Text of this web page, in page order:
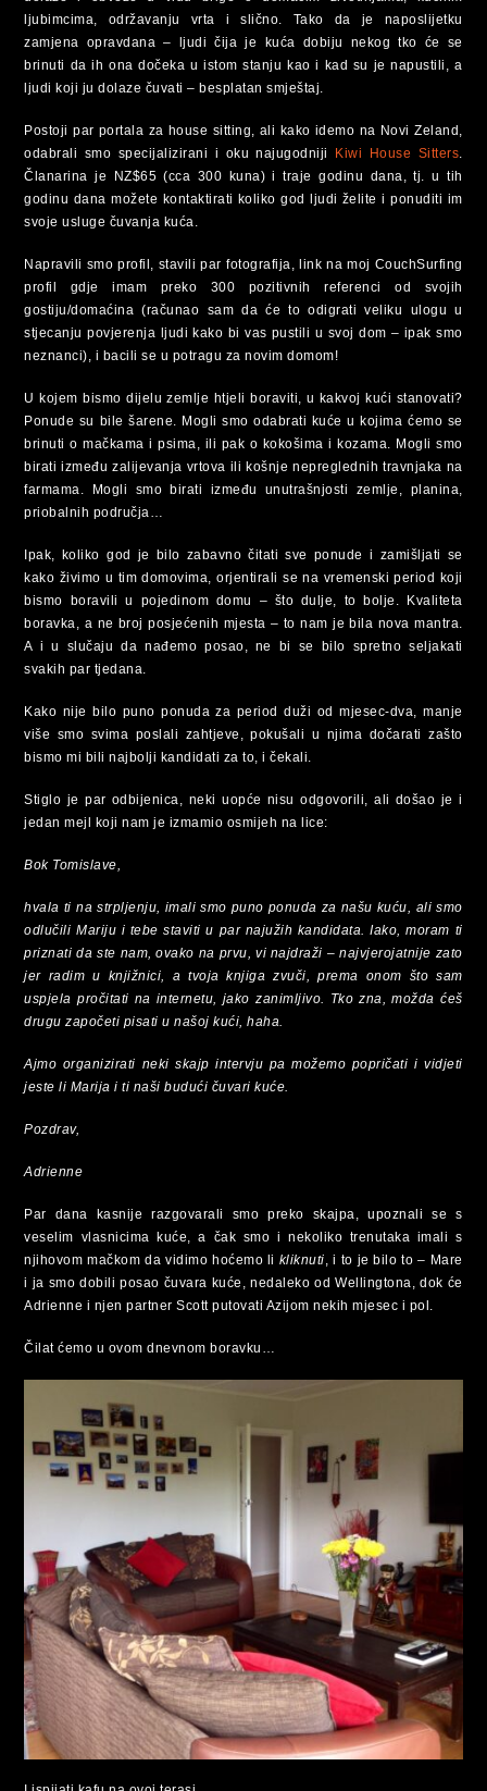
ljubimcima, održavanju vrta i slično. Tako da je naposlijetku
zamjena opravdana – ljudi čija je kuća dobiju nekog tko će se
brinuti da ih ona dočeka u istom stanju kao i kad su je napustili, a
ljudi koji ju dolaze čuvati – besplatan smještaj.
Postoji par portala za house sitting, ali kako idemo na Novi Zeland,
odabrali smo specijalizirani i oku najugodniji
Kiwi House Sitters.
Članarina je NZ$65 (cca 300 kuna) i traje godinu dana, tj. u tih
godinu dana možete kontaktirati koliko god ljudi želite i ponuditi im
svoje usluge čuvanja kuća.
Napravili smo profil, stavili par fotografija, link na moj CouchSurfing
profil gdje imam preko 300 pozitivnih referenci od svojih
gostiju/domaćina (računao sam da će to odigrati veliku ulogu u
stjecanju povjerenja ljudi kako bi vas pustili u svoj dom – ipak smo
neznanci), i bacili se u potragu za novim domom!
U kojem bismo dijelu zemlje htjeli boraviti, u kakvoj kući stanovati?
Ponude su bile šarene. Mogli smo odabrati kuće u kojima ćemo se
brinuti o mačkama i psima, ili pak o kokošima i kozama. Mogli smo
birati između zalijevanja vrtova ili košnje nepreglednih travnjaka na
farmama. Mogli smo birati između unutrašnjosti zemlje, planina,
priobalnih područja…
Ipak, koliko god je bilo zabavno čitati sve ponude i zamišljati se
kako živimo u tim domovima, orjentirali se na vremenski period koji
bismo boravili u pojedinom domu – što dulje, to bolje. Kvaliteta
boravka, a ne broj posjećenih mjesta – to nam je bila nova mantra.
A i u slučaju da nađemo posao, ne bi se bilo spretno seljakati
svakih par tjedana.
Kako nije bilo puno ponuda za period duži od mjesec-dva, manje
više smo svima poslali zahtjeve, pokušali u njima dočarati zašto
bismo mi bili najbolji kandidati za to, i čekali.
Stiglo je par odbijenica, neki uopće nisu odgovorili, ali došao je i
jedan mejl koji nam je izmamio osmijeh na lice:
Bok Tomislave,
hvala ti na strpljenju, imali smo puno ponuda za našu kuću, ali smo
odlučili Mariju i tebe staviti u par najužih kandidata. Iako, moram ti
priznati da ste nam, ovako na prvu, vi najdraži – najvjerojatnije zato
jer radim u knjižnici, a tvoja knjiga zvuči, prema onom što sam
uspjela pročitati na internetu, jako zanimljivo. Tko zna, možda ćeš
drugu započeti pisati u našoj kući, haha.
Ajmo organizirati neki skajp intervju pa možemo popričati i vidjeti
jeste li Marija i ti naši budući čuvari kuće.
Pozdrav,
Adrienne
Par dana kasnije razgovarali smo preko skajpa, upoznali se s
veselim vlasnicima kuće, a čak smo i nekoliko trenutaka imali s
njihovom mačkom da vidimo hoćemo li kliknuti, i to je bilo to – Mare
i ja smo dobili posao čuvara kuće, nedaleko od Wellingtona, dok će
Adrienne i njen partner Scott putovati Azijom nekih mjesec i pol.
Čilat ćemo u ovom dnevnom boravku…